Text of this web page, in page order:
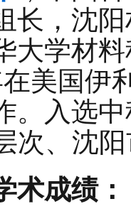
长，沈
大学材
美国伊
。入选
次、沈
术成绩：